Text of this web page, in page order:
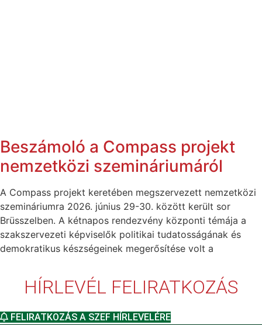
Beszámoló a Compass projekt
nemzetközi szemináriumáról
A Compass projekt keretében megszervezett nemzetközi
szemináriumra 2026. június 29-30. között került sor
Brüsszelben. A kétnapos rendezvény központi témája a
szakszervezeti képviselők politikai tudatosságának és
demokratikus készségeinek megerősítése volt a
HÍRLEVÉL FELIRATKOZÁS
FELIRATKOZÁS A SZEF HÍRLEVELÉRE